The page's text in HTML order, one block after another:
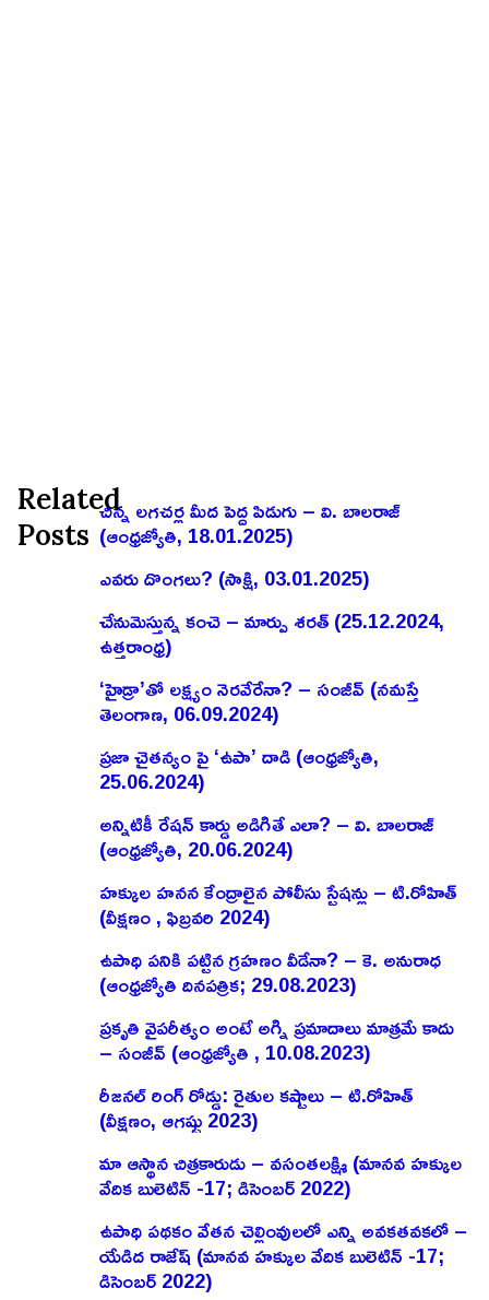
Related
Posts
చిన్న లగచర్ల మీద పెద్ద పిడుగు – వి. బాలరాజ్‌
(ఆంధ్రజ్యోతి, 18.01.2025)
ఎవరు దొంగలు? (సాక్షి, 03.01.2025)
చేనుమెస్తున్న కంచె – మార్పు శరత్ (25.12.2024,
ఉత్తరాంధ్ర)
‘హైడ్రా’తో లక్ష్యం నెరవేరేనా? – సంజీవ్ (నమస్తే
తెలంగాణ, 06.09.2024)
ప్రజా చైతన్యం పై ‘ఉపా’ దాడి (ఆంధ్రజ్యోతి,
25.06.2024)
అన్నిటికీ రేషన్ కార్డు అడిగితే ఎలా? – వి. బాలరాజ్‌
(ఆంధ్రజ్యోతి, 20.06.2024)
హక్కుల హనన కేంద్రాలైన పోలీసు స్టేషన్లు – టి.రోహిత్
(వీక్షణం , ఫిబ్రవరి 2024)
ఉపాధి పనికి పట్టిన గ్రహణం వీడేనా? – కె. అనురాధ
(ఆంధ్రజ్యోతి దినపత్రిక; 29.08.2023)
ప్రకృతి వైపరీత్యం అంటే అగ్ని ప్రమాదాలు మాత్రమే కాదు
– సంజీవ్ (ఆంధ్రజ్యోతి , 10.08.2023)
రీజనల్ రింగ్ రోడ్డు: రైతుల కష్టాలు – టి.రోహిత్
(వీక్షణం, ఆగష్టు 2023)
మా ఆస్థాన చిత్రకారుడు – వసంతలక్ష్మి (మానవ హక్కుల
వేదిక బులెటిన్ -17; డిసెంబర్ 2022)
ఉపాధి పథకం వేతన చెల్లింవులలో ఎన్ని అవకతవకలో –
యేడిద రాజేష్‌ (మానవ హక్కుల వేదిక బులెటిన్ -17;
డిసెంబర్ 2022)